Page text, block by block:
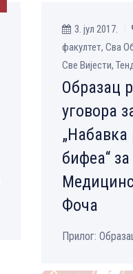
3. јул 2017.
факултет, Сва
Све Вијести,
Образац
уговора
„Набавка
бифеа“
Фоча
Прилог: